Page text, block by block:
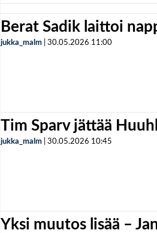
Berat Sadik laittoi
jukka_malm 30.05.2026 11:00
Tim Sparv jättää
jukka_malm 30.05.2026 10:45
Yksi muutos lisää –